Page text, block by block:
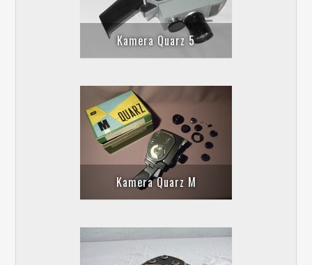
Kamera Quarz 5
Kamera Quarz M